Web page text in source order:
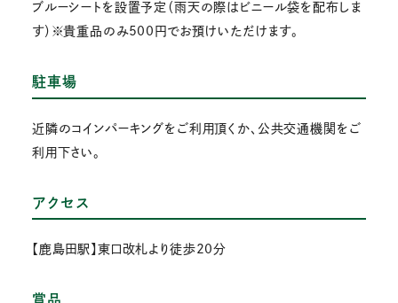
ブルーシートを設置予定（雨天の際はビニール袋を配布しま
す）※貴重品のみ500円でお預けいただけます。
駐車場
近隣のコインパーキングをご利用頂くか、公共交通機関をご
利用下さい。
アクセス
【鹿島田駅】東口改札より徒歩20分
賞品